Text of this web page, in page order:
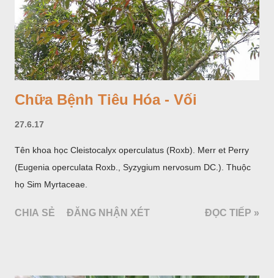
Chữa Bệnh Tiêu Hóa - Vối
27.6.17
Tên khoa học Cleistocalyx operculatus (Roxb). Merr et Perry
(Eugenia operculata Roxb., Syzygium nervosum DC.). Thuộc
họ Sim Myrtaceae.
CHIA SẺ ĐĂNG NHẬN XÉT ĐỌC TIẾP »